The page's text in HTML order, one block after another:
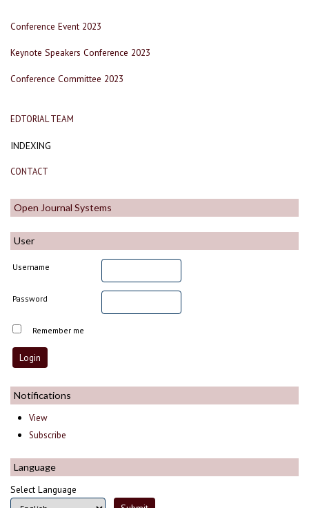
Conference Event 2023
Keynote Speakers Conference 2023
Conference Committee 2023
EDTORIAL TEAM
INDEXING
CONTACT
Open Journal Systems
User
Username
Password
Remember me
Notifications
View
Subscribe
Language
Select Language